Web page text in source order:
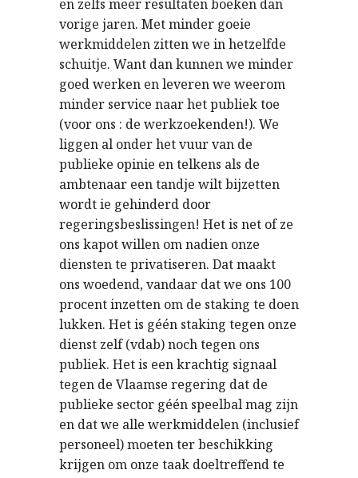
en zelfs meer resultaten boeken dan
vorige jaren. Met minder goeie
werkmiddelen zitten we in hetzelfde
schuitje. Want dan kunnen we minder
goed werken en leveren we weerom
minder service naar het publiek toe
(voor ons : de werkzoekenden!). We
liggen al onder het vuur van de
publieke opinie en telkens als de
ambtenaar een tandje wilt bijzetten
wordt ie gehinderd door
regeringsbeslissingen! Het is net of ze
ons kapot willen om nadien onze
diensten te privatiseren. Dat maakt
ons woedend, vandaar dat we ons 100
procent inzetten om de staking te doen
lukken. Het is géén staking tegen onze
dienst zelf (vdab) noch tegen ons
publiek. Het is een krachtig signaal
tegen de Vlaamse regering dat de
publieke sector géén speelbal mag zijn
en dat we alle werkmiddelen (inclusief
personeel) moeten ter beschikking
krijgen om onze taak doeltreffend te